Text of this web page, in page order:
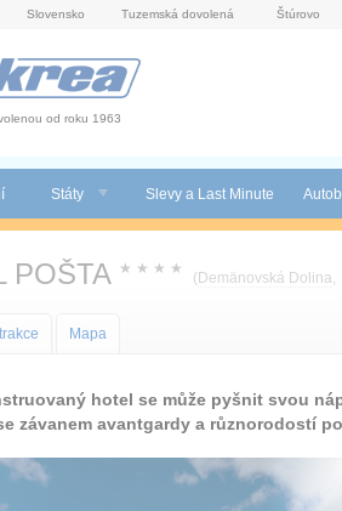
Slovensko Tuzemská dovolená Štúrovo
od roku 1963
Státy Slevy a Last Minute
POŠTA ★ ★ ★ ★
( Demänovská Dolina,
Mapa
hotel se může pyšnit svou
závanem avantgardy a různorodostí